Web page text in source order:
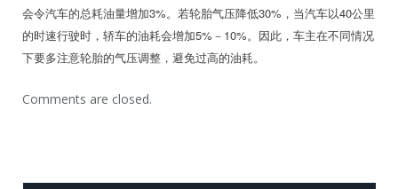
会令汽车的总耗油量增加3%。若轮胎气压降低30%，当汽车以40公里
的时速行驶时，轿车的油耗会增加5%－10%。因此，车主在不同情况
下要多注意轮胎的气压调整，避免过高的油耗。
Comments are closed.